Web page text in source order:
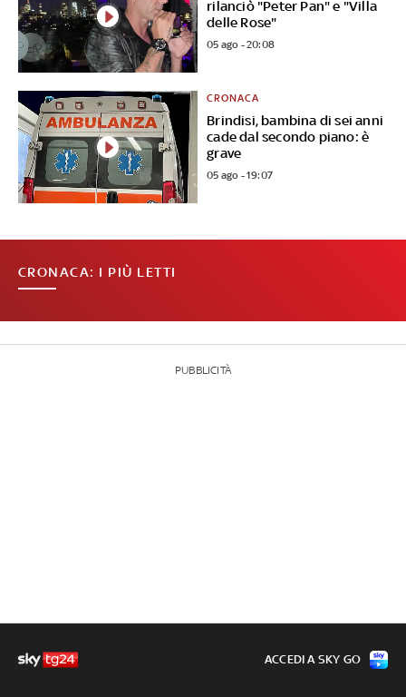
rilanciò "Peter Pan" e "Villa
delle Rose"
05 ago - 20:08
Brindisi, bambina di sei anni
cade dal secondo piano: è
grave
CRONACA
05 ago - 19:07
CRONACA: I PIÙ LETTI
PUBBLICITÀ
ACCEDI A SKY GO